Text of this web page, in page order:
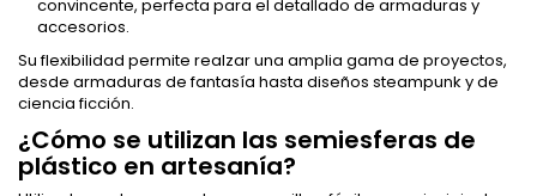
convincente, perfecta para el detallado de armaduras y
accesorios.
Su flexibilidad permite realzar una amplia gama de proyectos,
desde armaduras de fantasía hasta diseños steampunk y de
ciencia ficción.
¿Cómo se utilizan las semiesferas de
plástico en artesanía?